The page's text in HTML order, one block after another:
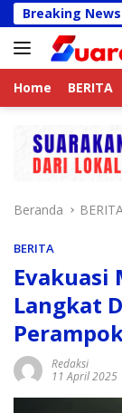
Langsung
ke
konten
Breaking News
Jaga
Home BERITA
Beranda
BERITA
Evakuasi
Langkat
Redaksi
11 April 2025